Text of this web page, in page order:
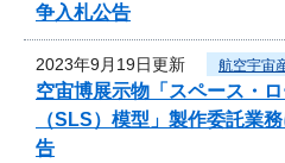
争入札公告
2023年9月19日更新 航空宇宙
空宙博展示物「スペース・
（SLS）模型」製作委託業
告